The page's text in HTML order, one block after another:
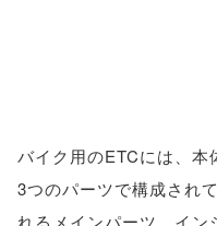
バイク用のETCには、
3つのパーツで構成され
れるメインパーツ、イ